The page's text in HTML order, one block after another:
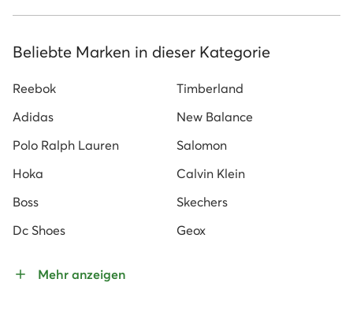
Beliebte Marken in dieser Kategorie
Reebok
Timberland
Adidas
New Balance
Polo Ralph Lauren
Salomon
Hoka
Calvin Klein
Boss
Skechers
Dc Shoes
Geox
Mehr anzeigen